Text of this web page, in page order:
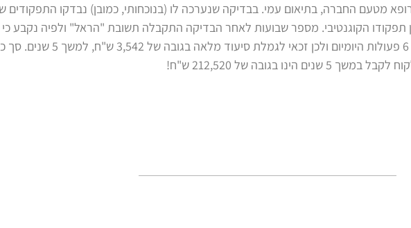
מטעם החברה, בתיאום עמי. בבדיקה שנערכה לו (בנוכחותי, כמובן) נבדקו התפקודים
תפקודו הקוגנטיבי. מספר שבועות לאחר הבדיקה התקבלה תשובת "הראל" ולפיה נקבע כי
אינו עצמאי ב- 4 מתוך 6 פעולות היומיום ולכן זכאי לגמלת
הינו בגובה של 212,520 ש"ח!